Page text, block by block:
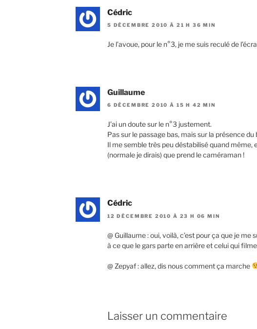
Cédric
5 DÉCEMBRE 2010 À 21 H 36 MIN
Je l’avoue, pour le n°3, je me suis reculé de
Guillaume
6 DÉCEMBRE 2010 À 15 H 42 MIN
J’ai un doute sur le n°3 justement.
Pas sur le passage bas, mais sur la présence
Il me semble très peu déstabilisé quand même,
(normale je dirais) que prend le caméraman !
Cédric
12 DÉCEMBRE 2010 À 23 H 06 MIN
@ Guillaume : oui, voilà, c’est pour ça que je
à ce que le gars parte en arrière et celui qui
@ Zepyaf : allez, dis nous comment ça marche
Laisser un commentaire